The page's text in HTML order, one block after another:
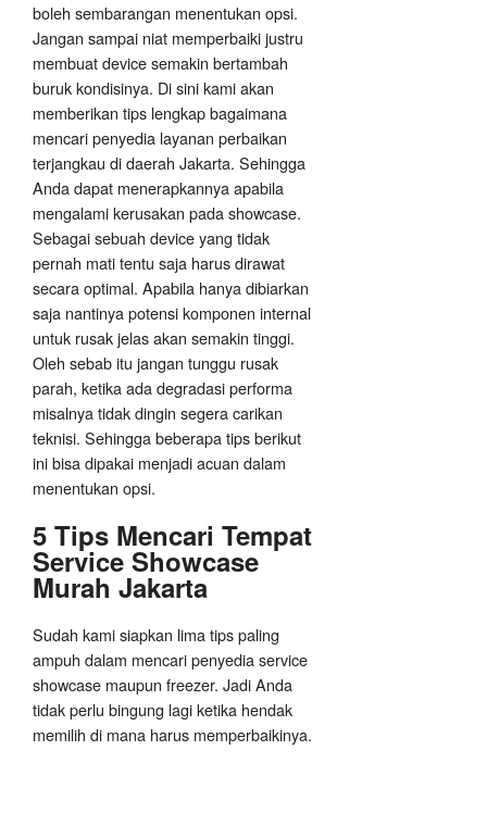
boleh sembarangan menentukan opsi.
Jangan sampai niat memperbaiki justru
membuat device semakin bertambah
buruk kondisinya. Di sini kami akan
memberikan tips lengkap bagaimana
mencari penyedia layanan perbaikan
terjangkau di daerah Jakarta. Sehingga
Anda dapat menerapkannya apabila
mengalami kerusakan pada showcase.
Sebagai sebuah device yang tidak
pernah mati tentu saja harus dirawat
secara optimal. Apabila hanya dibiarkan
saja nantinya potensi komponen internal
untuk rusak jelas akan semakin tinggi.
Oleh sebab itu jangan tunggu rusak
parah, ketika ada degradasi performa
misalnya tidak dingin segera carikan
teknisi. Sehingga beberapa tips berikut
ini bisa dipakai menjadi acuan dalam
menentukan opsi.
5 Tips Mencari Tempat
Service Showcase
Murah Jakarta
Sudah kami siapkan lima tips paling
ampuh dalam mencari penyedia service
showcase maupun freezer. Jadi Anda
tidak perlu bingung lagi ketika hendak
memilih di mana harus memperbaikinya.